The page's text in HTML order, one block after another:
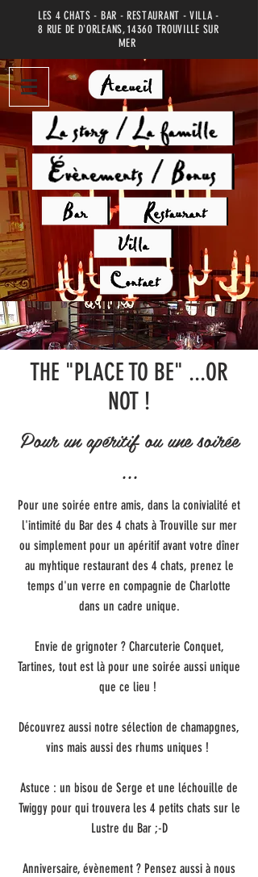
LES 4 CHATS - BAR - RESTAURANT - VILLA -
8 RUE DE D'ORLEANS, 14360 TROUVILLE SUR
MER
THE "PLACE TO BE" ...OR
NOT !
Pour un apéritif ou une soirée
...
Pour une soirée entre amis, dans la conivialité et
l'intimité du Bar des 4 chats à Trouville sur mer
ou simplement pour un apéritif avant votre dîner
au myhtique restaurant des 4 chats, prenez le
temps d'un verre en compagnie de Charlotte
dans un cadre unique.
Envie de grignoter ? Charcuterie Conquet,
Tartines, tout est là pour une soirée aussi unique
que ce lieu !
Découvrez aussi notre sélection de chamapgnes,
vins mais aussi des rhums uniques !
Astuce : un bisou de Serge et une léchouille de
Twiggy pour qui trouvera les 4 petits chats sur le
Lustre du Bar ;-D
Anniversaire, évènement ? Pensez aussi à nous